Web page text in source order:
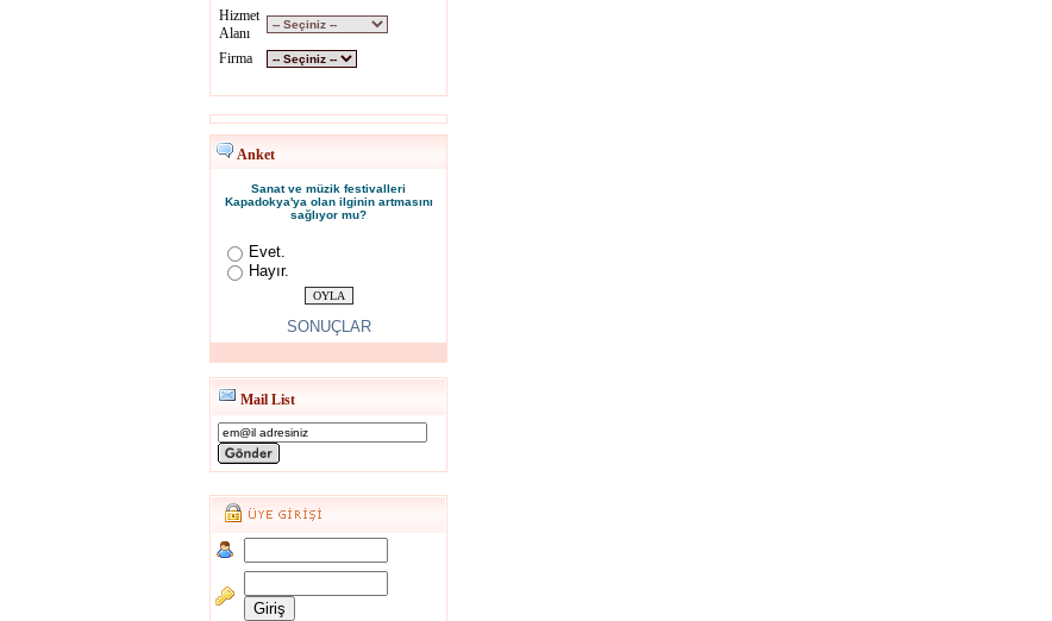
Hizmet
Alanı
Firma
Anket
Sanat ve müzik festivalleri
Kapadokya'ya olan ilginin artmasını
sağlıyor mu?
Evet.
Hayır.
SONUÇLAR
Mail List